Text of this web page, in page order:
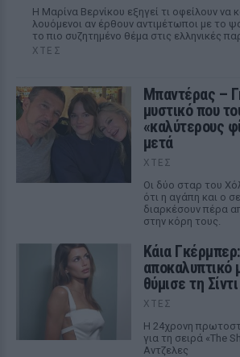
Η Μαρίνα Βερνίκου εξηγεί τι οφείλουν να
λουόμενοι αν έρθουν αντιμέτωποι με το
το πιο συζητημένο θέμα στις ελληνικές
ΧΤΕΣ
Μπαντέρας –
μυστικό που
«καλύτερους
μετά
ΧΤΕΣ
Οι δύο σταρ του
ότι η αγάπη και ο
διαρκέσουν πέρα
στην κόρη τους.
Κάια
αποκαλυπτικό
θύμισε τη
ΧΤΕΣ
Η 24χρονη
για τη σειρά «The
Αντζελες